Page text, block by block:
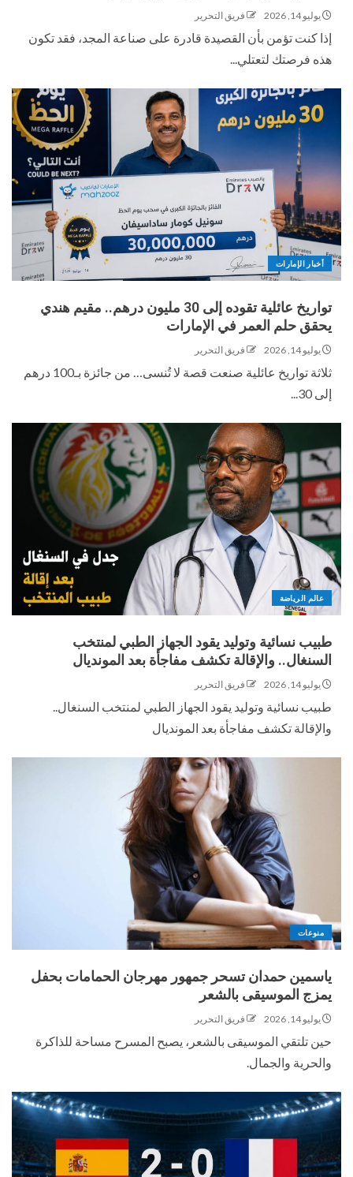
يوليو 14, 2026 فريق التحرير
إذا كنت تؤمن بأن القصيدة قادرة على صناعة المجد، فقد تكون
هذه فرصتك لتعتلي...
أخبار الإمارات
تواريخ عائلية تقوده إلى 30 مليون درهم.. مقيم هندي
يحقق حلم العمر في الإمارات
يوليو 14, 2026 فريق التحرير
ثلاثة تواريخ عائلية صنعت قصة لا تُنسى… من جائزة بـ100 درهم
إلى 30...
عالم الرياضة
طبيب نسائية وتوليد يقود الجهاز الطبي لمنتخب
السنغال.. والإقالة تكشف مفاجأة بعد المونديال
يوليو 14, 2026 فريق التحرير
طبيب نسائية وتوليد يقود الجهاز الطبي لمنتخب السنغال..
والإقالة تكشف مفاجأة بعد المونديال
منوعات
ياسمين حمدان تسحر جمهور مهرجان الحمامات بحفل
يمزج الموسيقى بالشعر
يوليو 14, 2026 فريق التحرير
حين تلتقي الموسيقى بالشعر، يصبح المسرح مساحة للذاكرة
والحرية والجمال.